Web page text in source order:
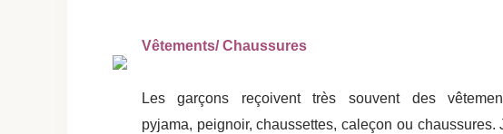
Vêtements/ Chaussures
Les garçons reçoivent très souvent des
pyjama, peignoir, chaussettes, caleçon ou